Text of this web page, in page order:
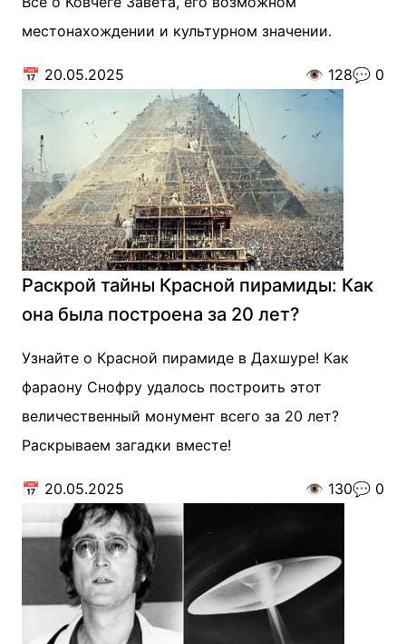
местонахождении и культурном значении.
📅 20.05.2025 👁️ 128💬 0
Раскрой тайны Красной пирамиды: Как
она была построена за 20 лет?
Узнайте о Красной пирамиде в Дахшуре! Как
фараону Снофру удалось построить этот
величественный монумент всего за 20 лет?
Раскрываем загадки вместе!
📅 20.05.2025 👁️ 130💬 0